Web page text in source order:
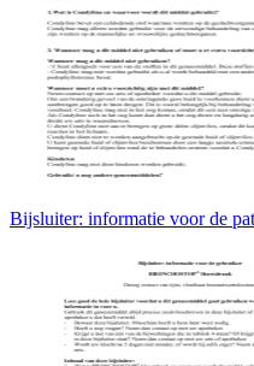
Bijsluiter: informatie voor de